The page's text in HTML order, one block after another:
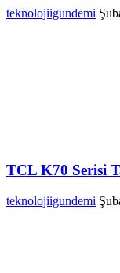
teknolojiigundemi
TCL K70 Serisi
teknolojiigundemi